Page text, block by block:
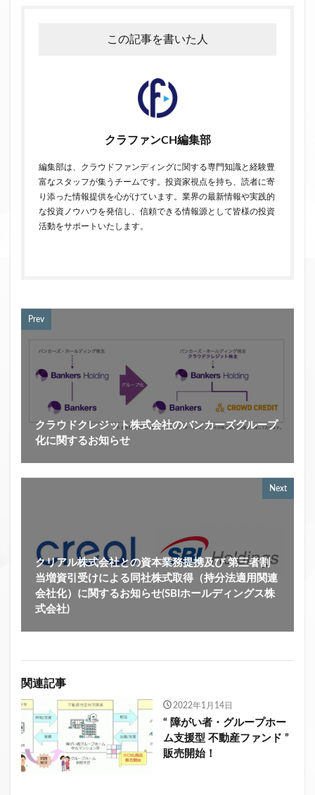
この記事を書いた人
クラファンCH編集部
編集部は、クラウドファンディングに関する専門知識と経験豊
富なスタッフが集うチームです。投資家視点を持ち、読者に寄
り添った情報提供を心がけています。業界の最新情報や実践的
な投資ノウハウを発信し、信頼できる情報源として皆様の投資
活動をサポートいたします。
Prev
クラウドクレジット株式会社のバンカーズグループ
化に関するお知らせ
Next
クリアル株式会社との資本業務提携及び 第三者割
当増資引受けによる同社株式取得（持分法適用関連
会社化）に関するお知らせ(SBIホールディングス株
式会社)
関連記事
2022年1月14日
“ 障がい者・グループホー
ム支援型 不動産ファンド ”
販売開始！